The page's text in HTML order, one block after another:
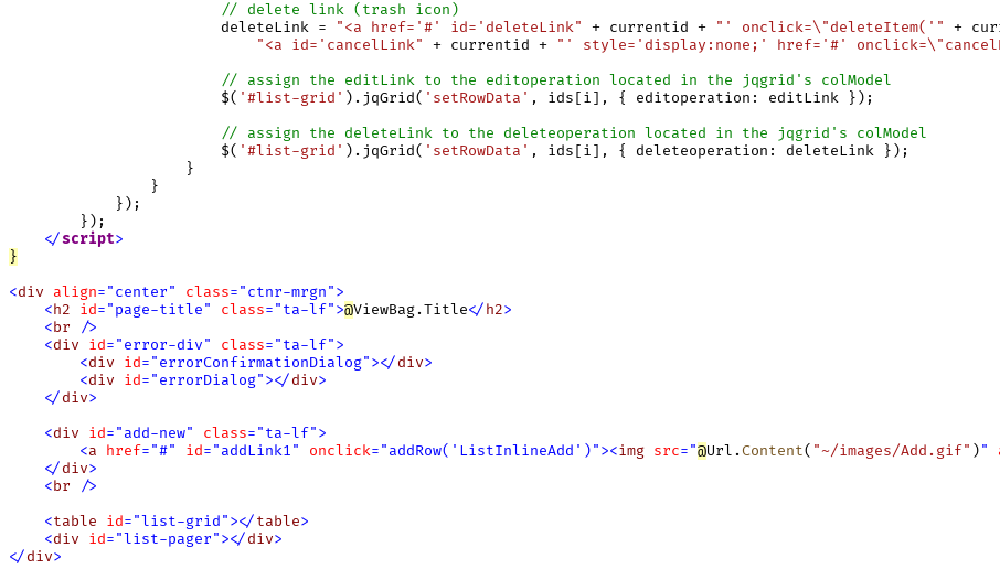
// delete link (trash icon)
deleteLink =
"<a href='#' id='deleteLink" + currentid + "' onclick=\"deleteItem('" +
"<a id='cancelLink"
+ currentid + "' style='display:none;' href='#' onclick=\"
// assign the editLink to the editoperation located in the jqgrid's colModel
$( '#list-grid' ).jqGrid( 'setRowData' , ids[i], { editoperation: editLink });
// assign the deleteLink to the deleteoperation located in the jqgrid's colModel
$( '#list-grid' ).jqGrid( 'setRowData' , ids[i], { deleteoperation: deleteLink });
}
}
});
});
</script>
}
<div align="center" class="ctnr-mrgn">
<h2 id="page-title" class="ta-lf">@ViewBag.Title</h2>
<br />
<div id="error-div" class="ta-lf">
<div id="errorConfirmationDialog"></div>
<div id="errorDialog"></div>
</div>
<div id="add-new" class="ta-lf">
<a href="#" id="addLink1" onclick="addRow( 'ListInlineAdd' )"><img src="@Url.Content( "~/images/Add.gif" )"
</div>
<br />
<table id="list-grid"></table>
<div id="list-pager"></div>
</div>